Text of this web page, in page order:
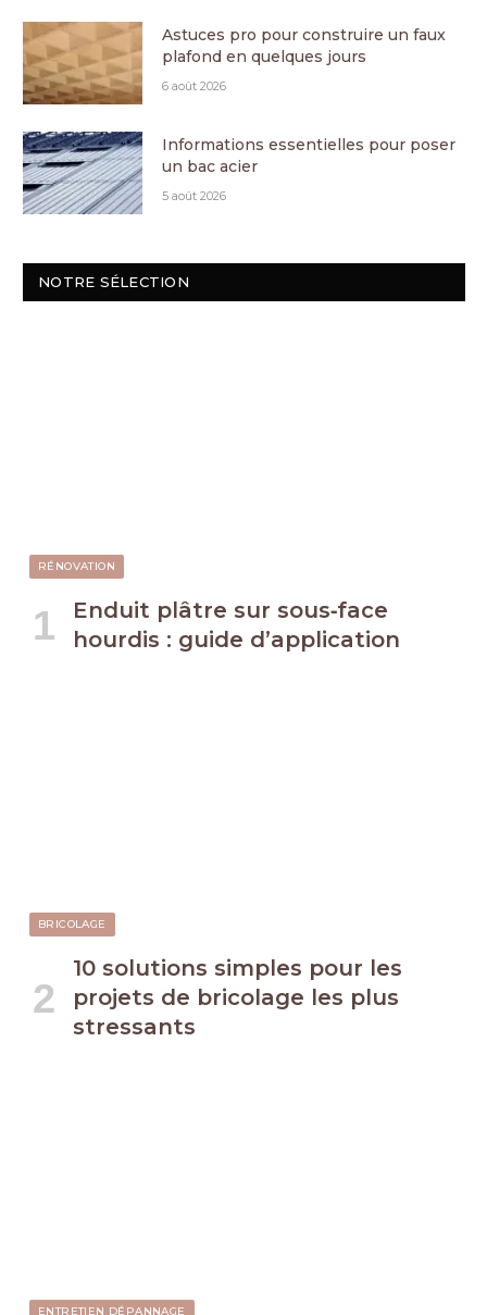
Astuces pro pour construire un faux
plafond en quelques jours
6 août 2026
Informations essentielles pour poser
un bac acier
5 août 2026
NOTRE SÉLECTION
RÉNOVATION
Enduit plâtre sur sous‑face
hourdis : guide d’application
BRICOLAGE
10 solutions simples pour les
projets de bricolage les plus
stressants
ENTRETIEN DÉPANNAGE